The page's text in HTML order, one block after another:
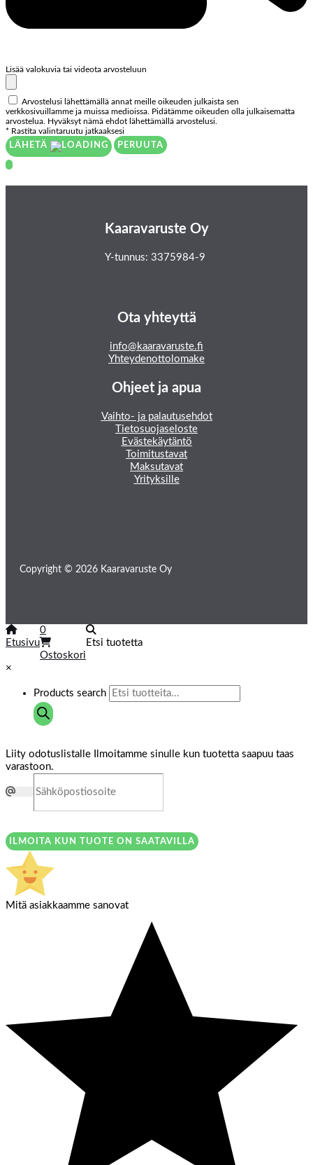
Lisää valokuvia tai videota arvosteluun
Arvostelusi lähettämällä annat meille oikeuden julkaista sen
verkkosivuillamme ja muissa medioissa. Pidätämme oikeuden olla julkaisematta
arvostelua. Hyväksyt nämä ehdot lähettämällä arvostelusi.
* Rastita valintaruutu jatkaaksesi
LÄHETÄ
PERUUTA
Kaaravaruste Oy
Y-tunnus: 3375984-9
Ota yhteyttä
info@kaaravaruste.fi
Yhteydenottolomake
Ohjeet ja apua
Vaihto- ja palautusehdot
Tietosuojaseloste
Evästekäytäntö
Toimitustavat
Maksutavat
Yrityksille
Copyright © 2026 Kaaravaruste Oy
Etusivu
0
Ostoskori
Etsi tuotetta
×
Products search
Liity odotuslistalle
Ilmoitamme sinulle kun tuotetta saapuu taas
varastoon.
ILMOITA KUN TUOTE ON SAATAVILLA
Mitä asiakkaamme sanovat